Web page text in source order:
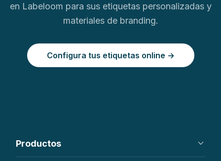
en Labeloom para sus etiquetas personalizadas y
materiales de branding.
Configura tus etiquetas online →
Productos